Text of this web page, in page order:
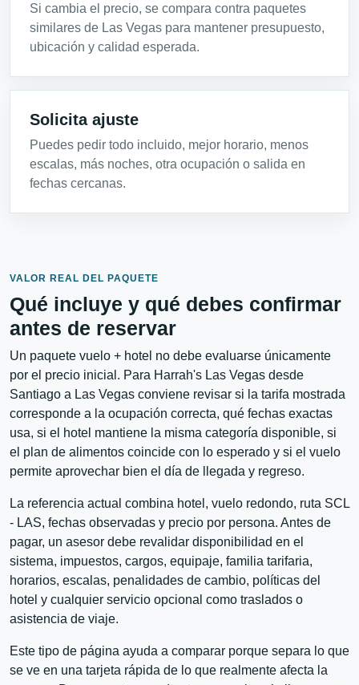
Si cambia el precio, se compara contra paquetes
similares de Las Vegas para mantener presupuesto,
ubicación y calidad esperada.
Solicita ajuste
Puedes pedir todo incluido, mejor horario, menos
escalas, más noches, otra ocupación o salida en
fechas cercanas.
VALOR REAL DEL PAQUETE
Qué incluye y qué debes confirmar
antes de reservar
Un paquete vuelo + hotel no debe evaluarse únicamente
por el precio inicial. Para Harrah's Las Vegas desde
Santiago a Las Vegas conviene revisar si la tarifa mostrada
corresponde a la ocupación correcta, qué fechas exactas
usa, si el hotel mantiene la misma categoría disponible, si
el plan de alimentos coincide con lo esperado y si el vuelo
permite aprovechar bien el día de llegada y regreso.
La referencia actual combina hotel, vuelo redondo, ruta SCL
- LAS, fechas observadas y precio por persona. Antes de
pagar, un asesor debe revalidar disponibilidad en el
sistema, impuestos, cargos, equipaje, familia tarifaria,
horarios, escalas, penalidades de cambio, políticas del
hotel y cualquier servicio opcional como traslados o
asistencia de viaje.
Este tipo de página ayuda a comparar porque separa lo que
se ve en una tarjeta rápida de lo que realmente afecta la